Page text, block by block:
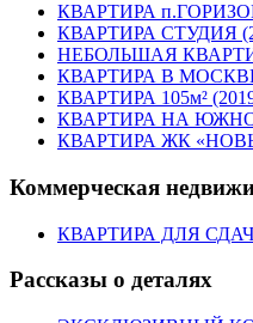
КВАРТИРА
КВАРТИРА СТУДИЯ
НЕБОЛЬШАЯ
КВАРТИРА В МОСКВЕ
КВАРТИРА 105м²
КВАРТИРА НА
КВАРТИРА ЖК
Коммерческая
КВАРТИРА ДЛЯ
Рассказы о деталях